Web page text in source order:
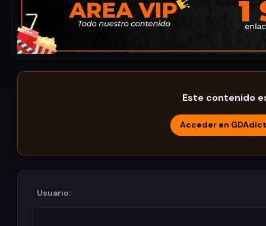
Este contenido
Acceder en
Usuario: